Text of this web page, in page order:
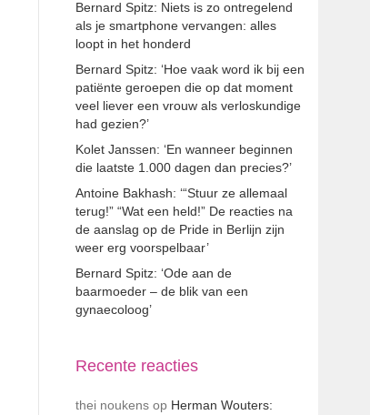
Bernard Spitz: Niets is zo ontregelend
als je smartphone vervangen: alles
loopt in het honderd
Bernard Spitz: ‘Hoe vaak word ik bij een
patiënte geroepen die op dat moment
veel liever een vrouw als verloskundige
had gezien?’
Kolet Janssen: ‘En wanneer beginnen
die laatste 1.000 dagen dan precies?’
Antoine Bakhash: ‘“Stuur ze allemaal
terug!” “Wat een held!” De reacties na
de aanslag op de Pride in Berlijn zijn
weer erg voorspelbaar’
Bernard Spitz: ‘Ode aan de
baarmoeder – de blik van een
gynaecoloog’
Recente reacties
thei noukensop Herman Wouters: